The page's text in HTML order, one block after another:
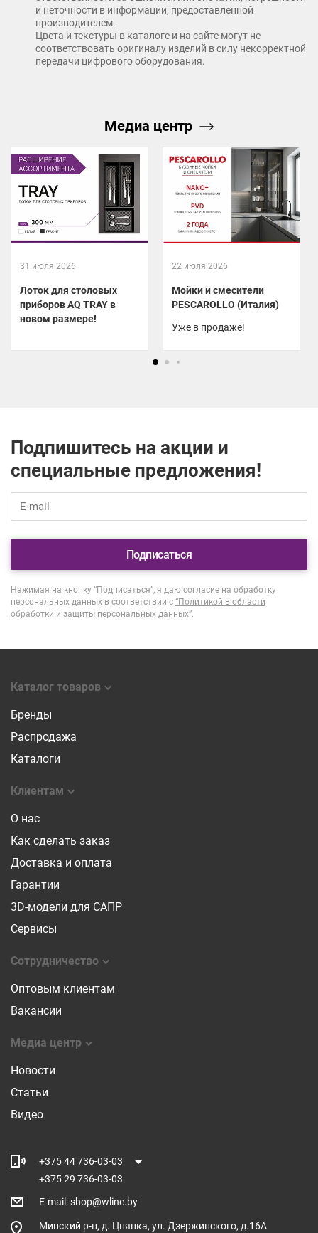
и неточности в информации, предоставленной
производителем.
Цвета и текстуры в каталоге и на сайте могут не
соответствовать оригиналу изделий в силу некорректной
передачи цифрового оборудования.
Медиа центр
31 июля 2026
Лоток для столовых
приборов AQ TRAY в
новом размере!
22 июля 2026
Мойки и смесители
PESCAROLLO (Италия)
Уже в продаже!
Подпишитесь на акции и
специальные предложения!
Подписаться
Нажимая на кнопку “Подписаться”, я даю согласие на обработку
персональных данных в соответствии с “Политикой в области
обработки и защиты персональных данных”.
Каталог товаров
Бренды
Распродажа
Каталоги
Клиентам
О нас
Как сделать заказ
Доставка и оплата
Гарантии
3D-модели для САПР
Сервисы
Сотрудничество
Оптовым клиентам
Вакансии
Медиа центр
Новости
Статьи
Видео
+375 44 736-03-03
+375 29 736-03-03
E-mail :shop@wline.by
Минский р-н, д. Цнянка, ул. Дзержинского, д.16А